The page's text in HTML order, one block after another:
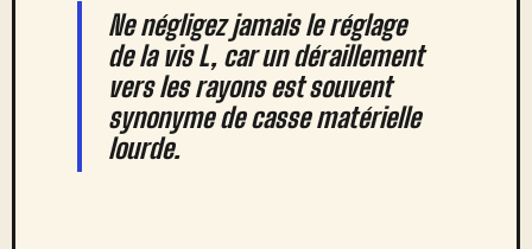
Ne négligez jamais le réglage
de la vis L, car un déraillement
vers les rayons est souvent
synonyme de casse matérielle
lourde.